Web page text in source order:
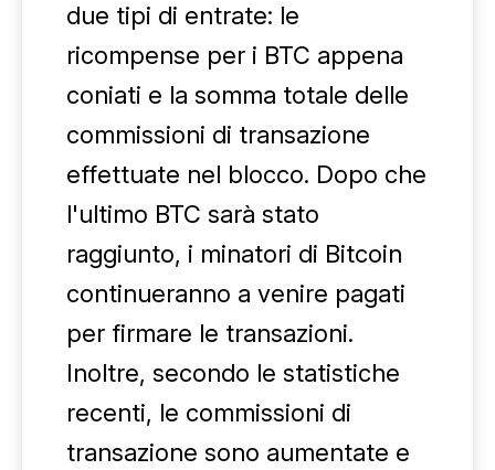
due tipi di entrate: le
ricompense per i BTC appena
coniati e la somma totale delle
commissioni di transazione
effettuate nel blocco. Dopo che
l'ultimo BTC sarà stato
raggiunto, i minatori di Bitcoin
continueranno a venire pagati
per firmare le transazioni.
Inoltre, secondo le statistiche
recenti, le commissioni di
transazione sono aumentate e